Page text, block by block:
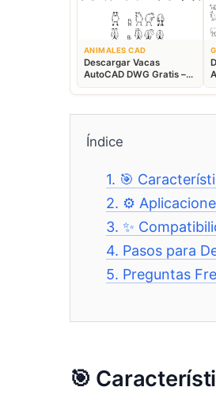
ANIMALES CAD
Descargar Vacas
AutoCAD DWG Gratis –
Bloques Ganaderos 2D
Índice
1. 🎯
2. ⚙️
3.✨
4. Pasos para
5. Preguntas
🎯